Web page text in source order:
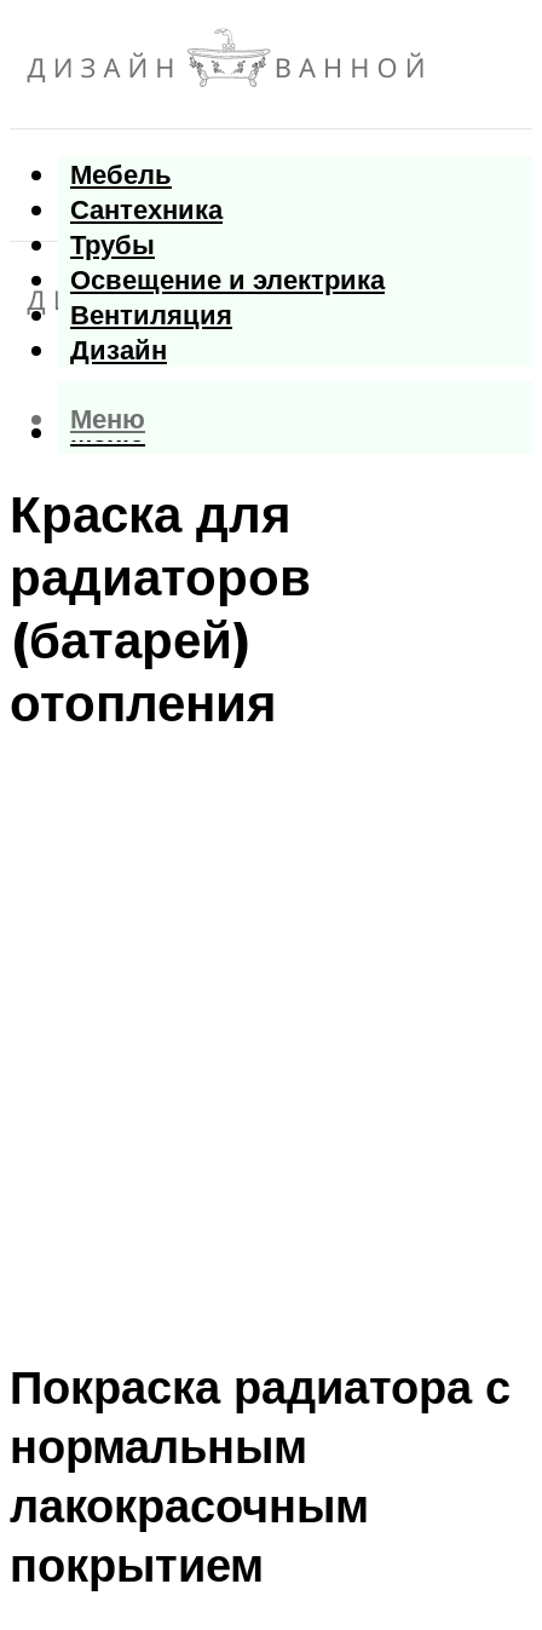
Мебель
Сантехника
Трубы
Освещение и электрика
Вентиляция
Дизайн
Меню
Меню
Краска для
радиаторов
(батарей)
отопления
Покраска радиатора с
нормальным
лакокрасочным
покрытием